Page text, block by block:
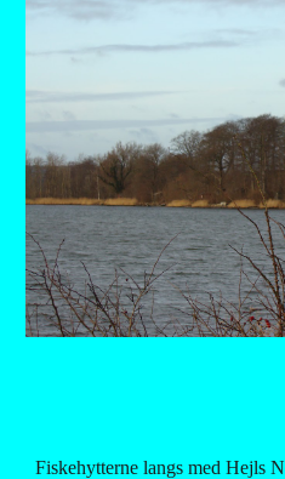
Fiskehytterne langs med Hejls